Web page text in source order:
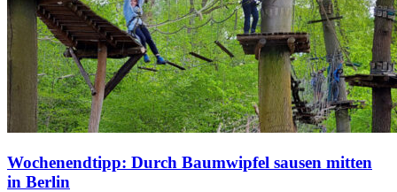
Wochenendtipp: Durch Baumwipfel sausen mitten
in Berlin